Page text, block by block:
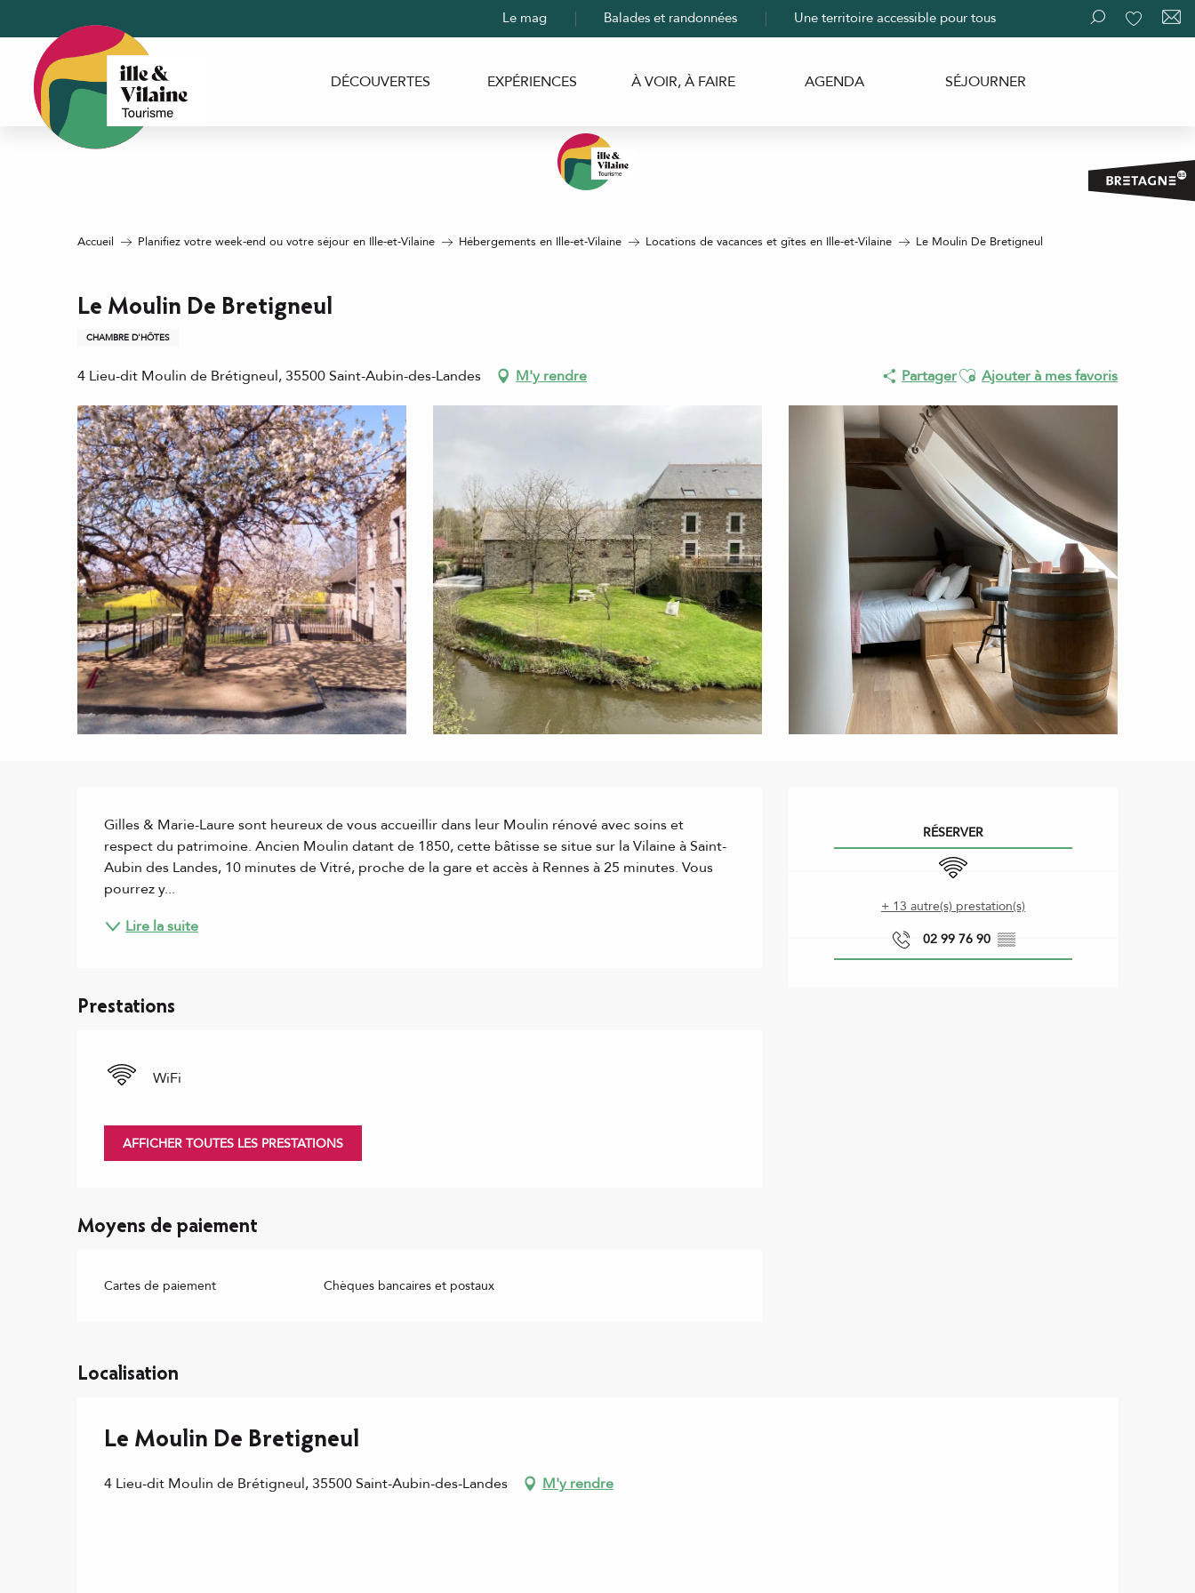
contenu
principal
Recherche
Le mag Balades et randonnées Une territoire accessible pour tous
DÉCOUVERTES EXPÉRIENCES À VOIR, À FAIRE AGENDA SÉJOURNER
Accueil Planifiez votre week-end ou votre séjour en Ille-et-Vilaine Hébergements en Ille-et-Vilaine Locations de vacances et gîtes en Ille-et-Vilaine Le Moulin De Bretigneul
Le Moulin De Bretigneul
CHAMBRE D'HÔTES
4 Lieu-dit Moulin de Brétigneul, 35500 Saint-Aubin-des-Landes M'y rendre PartagerAjouter aux favoris
Ajouter à mes favoris
RÉSERVER
WiFi
+ 13 autre(s) prestation(s)
02 99 76 90 ▒▒
Gilles & Marie-Laure sont heureux de vous accueillir dans leur Moulin rénové avec soins et
respect du patrimoine. Ancien Moulin datant de 1850, cette bâtisse se situe sur la Vilaine à Saint-
Aubin des Landes, 10 minutes de Vitré, proche de la gare et accès à Rennes à 25 minutes. Vous
pourrez y...
Lire la suite
Prestations
WiFi
AFFICHER TOUTES LES PRESTATIONS
Moyens de paiement
Cartes de paiement Chèques bancaires et postaux
Localisation
Le Moulin De Bretigneul
4 Lieu-dit Moulin de Brétigneul, 35500 Saint-Aubin-des-Landes M'y rendre